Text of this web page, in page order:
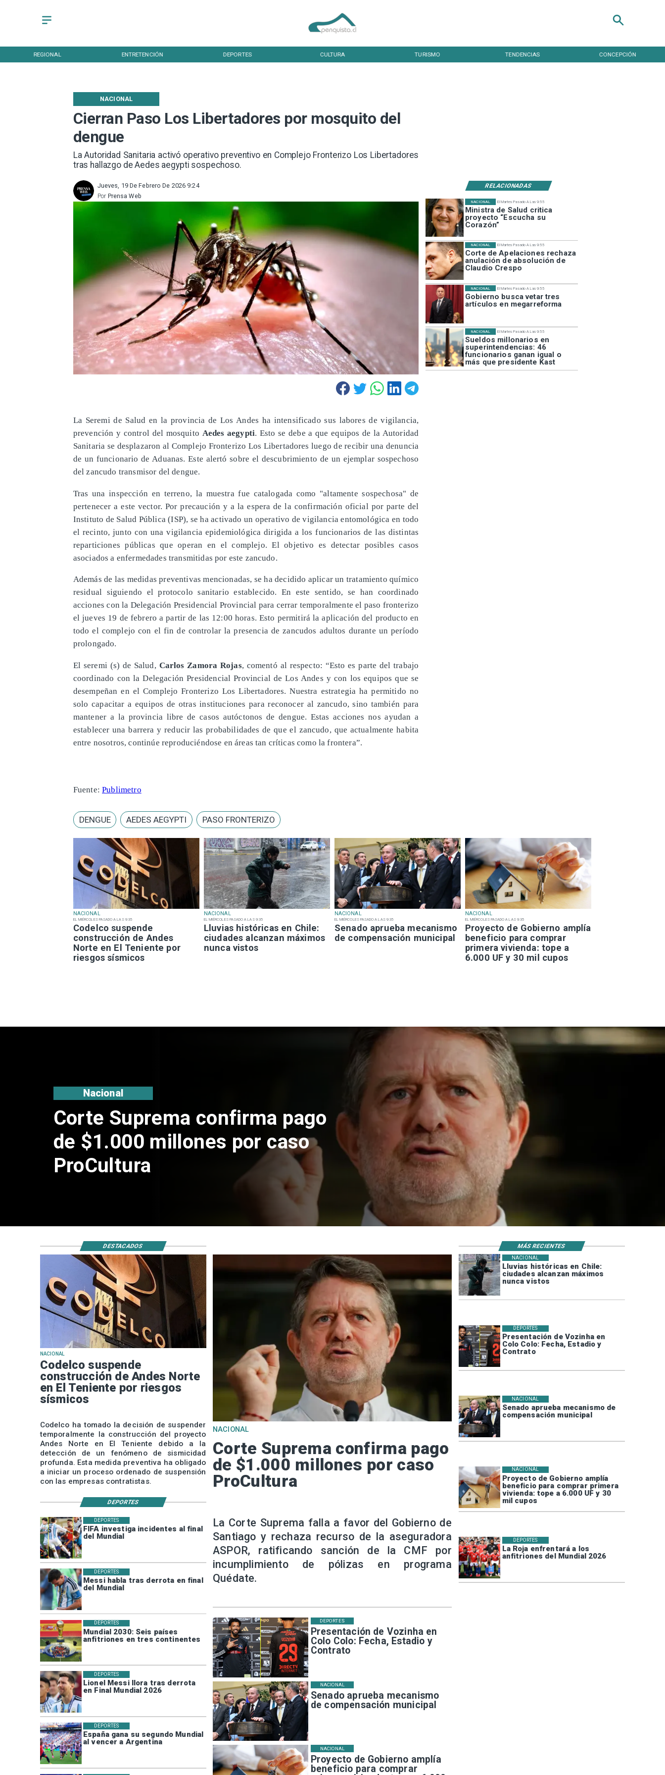
REGIONAL ENTRETENCIÓN DEPORTES CULTURA TURISMO TENDENCIAS CONCEPCIÓN
Cierran Paso Los Libertadores por mosquito del
dengue
La Autoridad Sanitaria activó operativo preventivo en Complejo Fronterizo Los Libertadores
tras hallazgo de Aedes aegypti sospechoso.
NACIONAL
RELACIONADAS
Jueves, 19 De Febrero De 2026 9:24
Prensa Web
Por
NACIONAL
EL MIÉRCOLES PASADO A LAS 9:35
Codelco suspende
construcción de Andes
Norte en El Teniente por
riesgos sísmicos
NACIONAL
EL MIÉRCOLES PASADO A LAS 9:35
Lluvias históricas en Chile:
ciudades alcanzan máximos
nunca vistos
NACIONAL
EL MIÉRCOLES PASADO A LAS 9:35
Senado aprueba mecanismo
de compensación municipal
NACIONAL
EL MIÉRCOLES PASADO A LAS 9:35
Proyecto de Gobierno amplía
beneficio para comprar
primera vivienda: tope a
6.000 UF y 30 mil cupos
El Martes Pasado A Las 9:55
Ministra de Salud critica
proyecto “Escucha su
Corazón”
NACIONAL
El Martes Pasado A Las 9:55
Corte de Apelaciones rechaza
anulación de absolución de
Claudio Crespo
NACIONAL
El Martes Pasado A Las 9:55
Gobierno busca vetar tres
artículos en megarreforma
NACIONAL
El Martes Pasado A Las 9:55
Sueldos millonarios en
superintendencias: 46
funcionarios ganan igual o
más que presidente Kast
NACIONAL
La Seremi de Salud en la provincia de Los Andes ha intensificado sus labores de vigilancia,
prevención y control del mosquito Aedes aegypti. Esto se debe a que equipos de la Autoridad
Sanitaria se desplazaron al Complejo Fronterizo Los Libertadores luego de recibir una denuncia
de un funcionario de Aduanas. Este alertó sobre el descubrimiento de un ejemplar sospechoso
del zancudo transmisor del dengue.
Tras una inspección en terreno, la muestra fue catalogada como "altamente sospechosa" de
pertenecer a este vector. Por precaución y a la espera de la confirmación oficial por parte del
Instituto de Salud Pública (ISP), se ha activado un operativo de vigilancia entomológica en todo
el recinto, junto con una vigilancia epidemiológica dirigida a los funcionarios de las distintas
reparticiones públicas que operan en el complejo. El objetivo es detectar posibles casos
asociados a enfermedades transmitidas por este zancudo.
Además de las medidas preventivas mencionadas, se ha decidido aplicar un tratamiento químico
residual siguiendo el protocolo sanitario establecido. En este sentido, se han coordinado
acciones con la Delegación Presidencial Provincial para cerrar temporalmente el paso fronterizo
el jueves 19 de febrero a partir de las 12:00 horas. Esto permitirá la aplicación del producto en
todo el complejo con el fin de controlar la presencia de zancudos adultos durante un período
prolongado.
El seremi (s) de Salud, Carlos Zamora Rojas, comentó al respecto: “Esto es parte del trabajo
coordinado con la Delegación Presidencial Provincial de Los Andes y con los equipos que se
desempeñan en el Complejo Fronterizo Los Libertadores. Nuestra estrategia ha permitido no
solo capacitar a equipos de otras instituciones para reconocer al zancudo, sino también para
mantener a la provincia libre de casos autóctonos de dengue. Estas acciones nos ayudan a
establecer una barrera y reducir las probabilidades de que el zancudo, que actualmente habita
entre nosotros, continúe reproduciéndose en áreas tan críticas como la frontera”.
Fuente:Publimetro
DENGUE AEDES AEGYPTI PASO FRONTERIZO
Codelco suspende construcción
de Andes Norte en El Teniente
por riesgos sísmicos
Nacional
Lluvias históricas en Chile:
ciudades alcanzan máximos
nunca vistos
NACIONAL
Presentación de Vozinha en
Colo Colo: Fecha, Estadio y
Contrato
DEPORTES
Senado aprueba mecanismo de
compensación municipal
NACIONAL
Proyecto de Gobierno amplía
beneficio para comprar primera
vivienda: tope a 6.000 UF y 30
mil cupos
NACIONAL
La Roja enfrentará a los
anfitriones del Mundial 2026
DEPORTES
FIFA investiga incidentes al final
del Mundial
DEPORTES
Messi habla tras derrota en final
del Mundial
DEPORTES
Mundial 2030: Seis países
anfitriones en tres continentes
DEPORTES
Lionel Messi llora tras derrota
en Final Mundial 2026
DEPORTES
España gana su segundo Mundial
al vencer a Argentina
DEPORTES
Presentación de Vozinha en
Colo Colo: Fecha, Estadio y
Contrato
DEPORTES
Senado aprueba mecanismo
de compensación municipal
NACIONAL
Proyecto de Gobierno amplía
beneficio para comprar
NACIONAL
NACIONAL
Codelco suspende
construcción de Andes Norte
en El Teniente por riesgos
sísmicos
Codelco ha tomado la decisión de suspender
temporalmente la construcción del proyecto
Andes Norte en El Teniente debido a la
detección de un fenómeno de sismicidad
profunda. Esta medida preventiva ha obligado
a iniciar un proceso ordenado de suspensión
con las empresas contratistas.
NACIONAL
Corte Suprema confirma pago
de $1.000 millones por caso
ProCultura
La Corte Suprema falla a favor del Gobierno de
Santiago y rechaza recurso de la aseguradora
ASPOR, ratificando sanción de la CMF por
incumplimiento de pólizas en programa
Quédate.
DESTACADOS MÁS RECIENTES
DEPORTES